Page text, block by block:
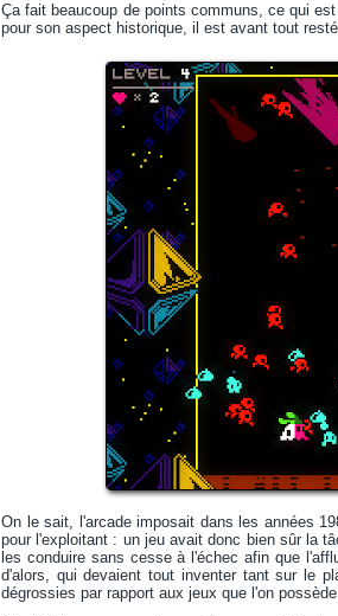
Ça fait beaucoup de points communs, ce qui
pour son aspect historique, il est avant tout
On le sait, l'arcade imposait dans les années
pour l'exploitant : un jeu avait donc bien sûr la
les conduire sans cesse à l'échec afin que
d'alors, qui devaient tout inventer tant sur le
dégrossies par rapport aux jeux que l'on